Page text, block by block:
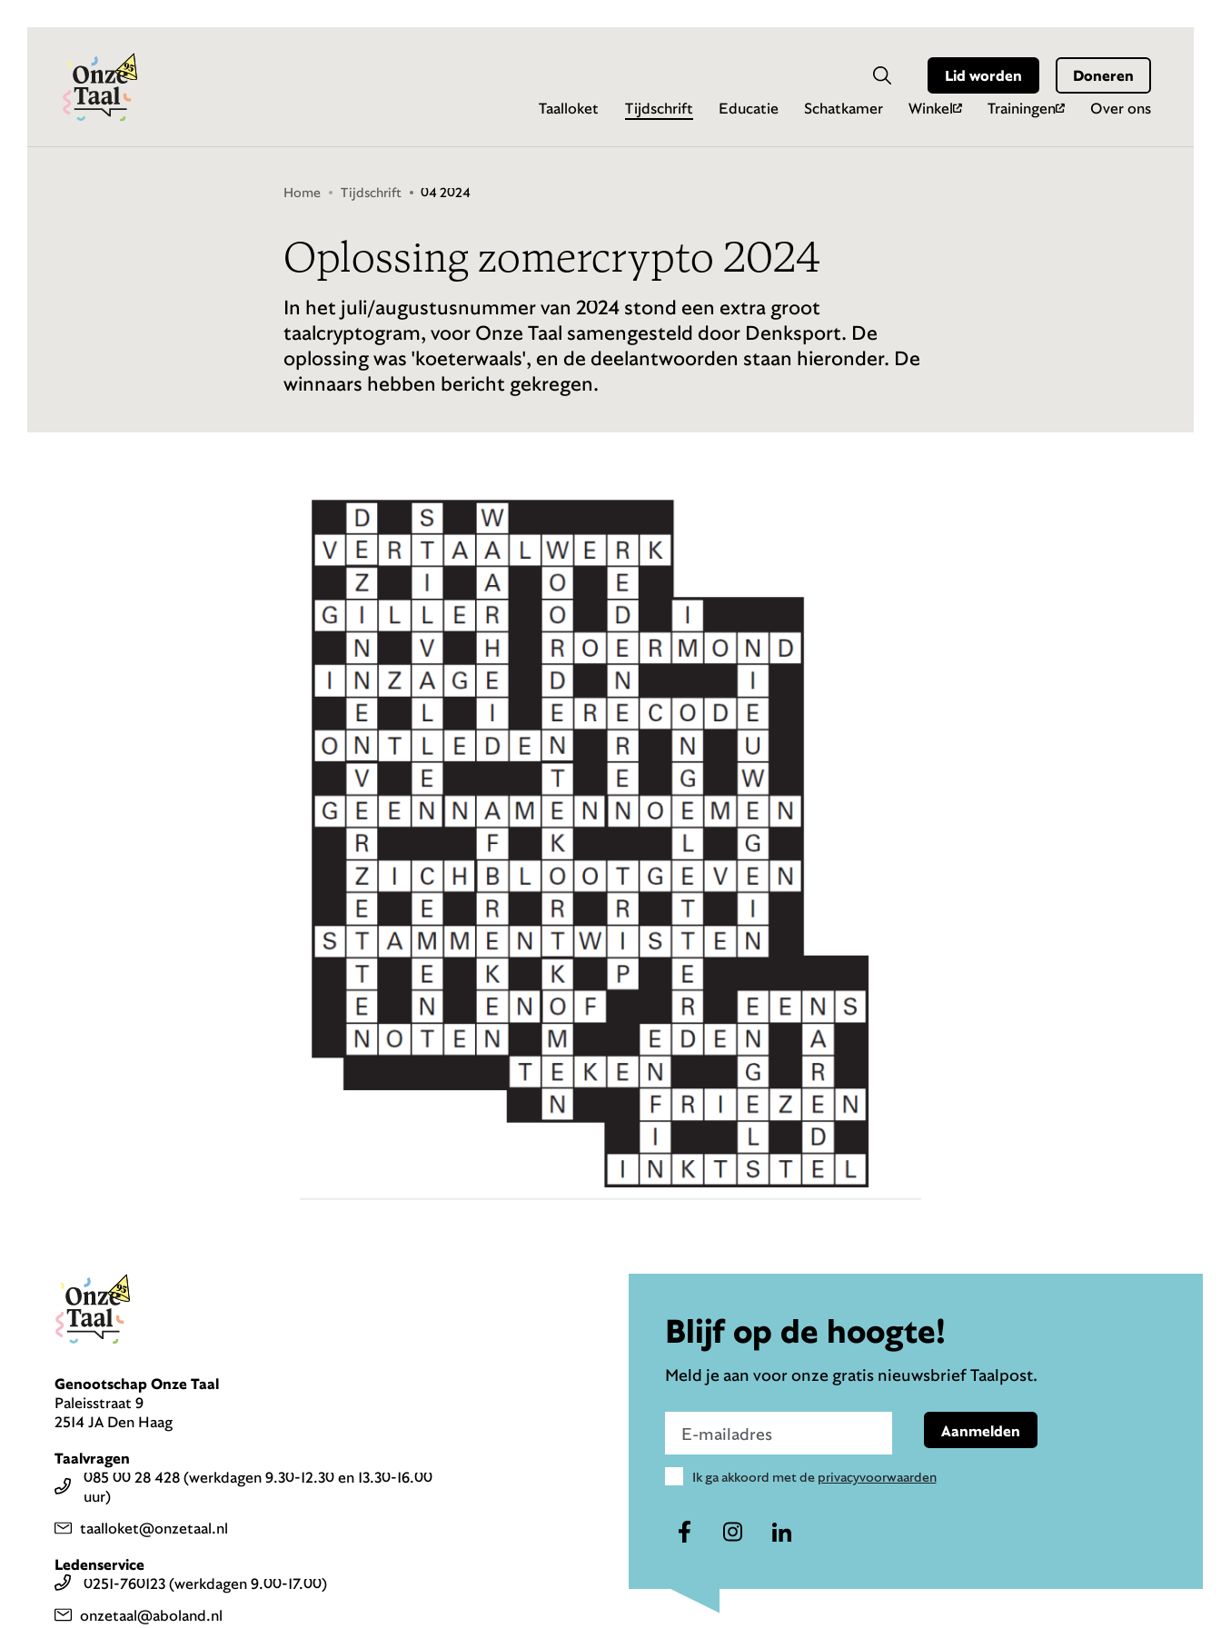
Onze Taal
Taalloket Tijdschrift Educatie Schatkamer Winkel Trainingen Over ons
Zoeken
ZoekveldLid worden Doneren
Home Tijdschrift 04 2024
Oplossing zomercrypto 2024
In het juli/augustusnummer van 2024 stond een extra groot
taalcryptogram, voor Onze Taal samengesteld door Denksport. De
oplossing was 'koeterwaals', en de deelantwoorden staan hieronder. De
winnaars hebben bericht gekregen.
Genootschap Onze Taal
Paleisstraat 9
2514 JA Den Haag
Taalvragen
085 00 28 428 (werkdagen 9.30-12.30 en 13.30-16.00
uur)
taalloket@onzetaal.nl
Ledenservice
0251-760123 (werkdagen 9.00-17.00)
onzetaal@aboland.nl
Blijf op de hoogte!
Meld je aan voor onze gratis nieuwsbrief Taalpost.
Ik ga akkoord met de privacyvoorwaarden
Aanmelden